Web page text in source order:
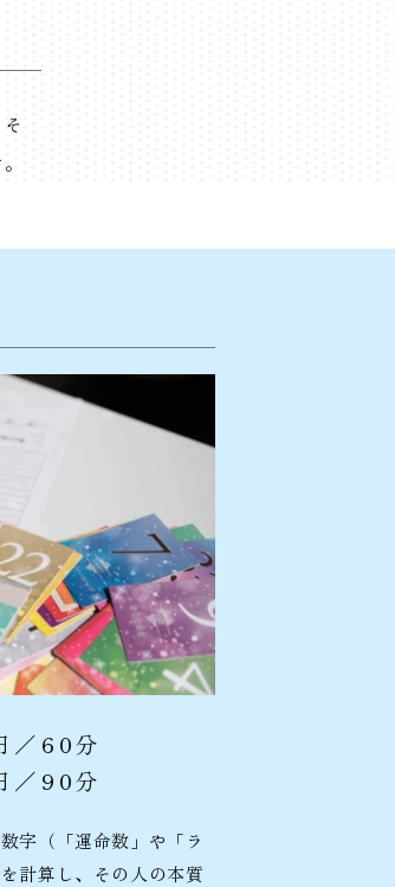
／60分
／90分
字（「運命数」や「ラ
計算し、その人の本質